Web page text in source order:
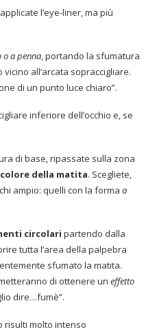
l’eye-liner, ma più
o a penna, portando la sfumatura
all’arcata sopraccigliare.
di un punto luce chiaro”.
inferiore dell’occhio e, se
di base, ripassate sulla zona
della matita. Scegliete,
ampio: quelli con la forma a
circolari partendo dalla
tutta l’area della palpebra
sfumato la matita.
di ottenere un effetto
dire…fumè”.
risulti molto intenso